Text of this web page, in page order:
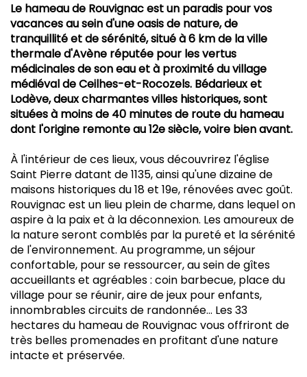
Le hameau de Rouvignac est un paradis pour vos
vacances au sein d'une oasis de nature, de
tranquillité et de sérénité, situé à 6 km de la ville
thermale d'Avène réputée pour les vertus
médicinales de son eau et à proximité du village
médiéval de Ceilhes-et-Rocozels. Bédarieux et
Lodève, deux charmantes villes historiques, sont
situées à moins de 40 minutes de route du hameau
dont l'origine remonte au 12e siècle, voire bien avant.
À l'intérieur de ces lieux, vous découvrirez l'église
Saint Pierre datant de 1135, ainsi qu'une dizaine de
maisons historiques du 18 et 19e, rénovées avec goût.
Rouvignac est un lieu plein de charme, dans lequel on
aspire à la paix et à la déconnexion. Les amoureux de
la nature seront comblés par la pureté et la sérénité
de l'environnement. Au programme, un séjour
confortable, pour se ressourcer, au sein de gîtes
accueillants et agréables : coin barbecue, place du
village pour se réunir, aire de jeux pour enfants,
innombrables circuits de randonnée... Les 33
hectares du hameau de Rouvignac vous offriront de
très belles promenades en profitant d'une nature
intacte et préservée.